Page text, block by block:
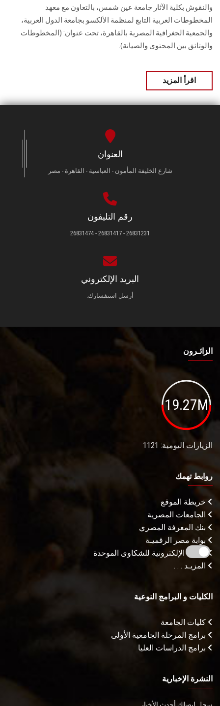
والنقوش بكلية الآثار جامعة عين شمس، بالتعاون مع معهد
المخطوطات العربية التابع لمنظمة الألكسو بجامعة الدول العربية،
والجمعية الجغرافية المصرية بالقاهرة، تحت عنوان: (المخطوطات
والوثائق بين المحتوى والصيانة).
اقرأ المزيد
العنوان
شارع الخليفة المأمون - العباسية - القاهرة - مصر
رقم التليفون
26831231 - 26831417 - 26831474
البريد الإلكتروني
أرسل استفسارك.
الزائـرون
19.27M
الزيارات اليومية: 1121
روابط تهمك
خريطة الموقع
الجامعات المصرية
بنك المعرفة المصري
بوابة مصر الرقميـة
البوابة الإلكترونية للشكاوى الموحدة
المزيـد . . .
الكليات و البرامج النوعية
كليات الجامعة
برامج المرحلة الجامعية الأولى
برامج الدراسات العليا
النشرة الإخبارية
سجل ليصلك أحدث الأخبار